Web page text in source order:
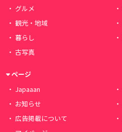
グルメ
観光・地域
暮らし
古写真
ページ
Japaaan
お知らせ
広告掲載について